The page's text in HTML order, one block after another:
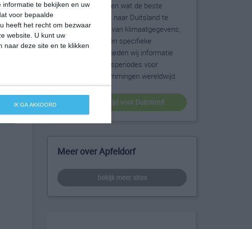
te bekijken en uw
voor bepaalde
heeft het recht om bezwaar
website. U kunt uw
naar deze site en te klikken
IK GA AKKOORD
reizen. Wil je weten wat de beste
maanden zijn om naar Duitsland te
reizen? Op basis van klimaatgegevens,
weersextremen en specifieke
weerinformatie bieden wij informatie
over de beste reisperiodes voor
duizenden bestemmingen wereldwijd.
beste reistijd voor Duitsland
Meer over Apfeldorf
bekijk meer sites